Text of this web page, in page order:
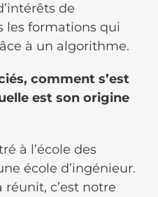
de
les formations qui
à un algorithme.
comment s’est
est son origine
à l’école des
école d’ingénieur.
réunit, c’est notre